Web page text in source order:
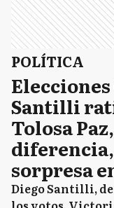
POLÍTICA
Elecciones
Santilli
Tolosa
sorpresa
Diego Santilli, de